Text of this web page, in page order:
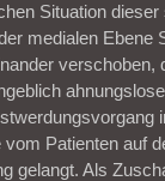
Situation
medialen Ebene
verschoben,
Patienten auf
gelangt. Als